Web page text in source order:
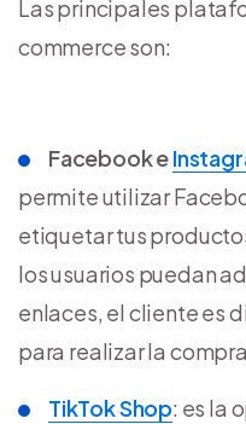
Las principales
commerce son:
Facebook e
permite utilizar
etiquetar tus
los usuarios puedan
enlaces, el cliente es
para realizar la
TikTok Shop: es la